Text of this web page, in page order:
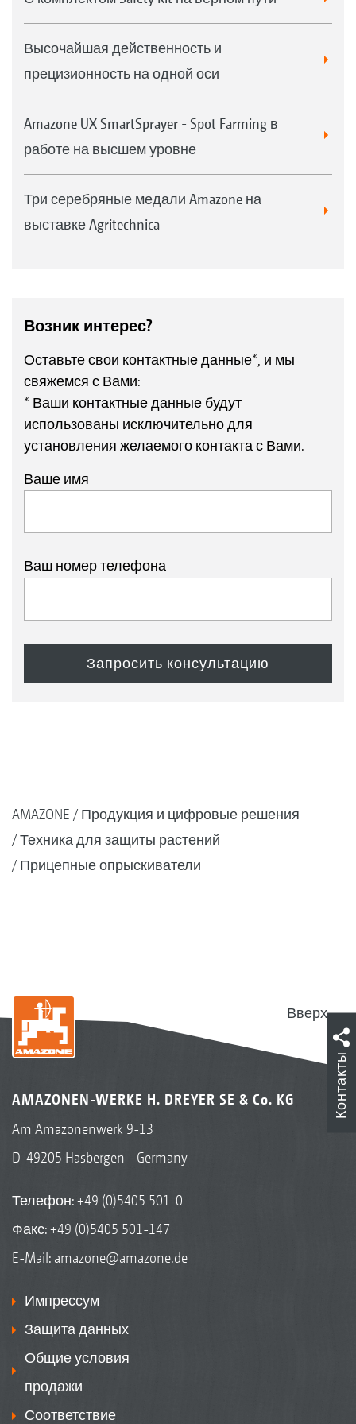
Высочайшая действенность и
прецизионность на одной оси
Amazone UX SmartSprayer - Spot Farming в
работе на высшем уровне
Три серебряные медали Amazone на
выставке Agritechnica
Возник интерес?
Оставьте свои контактные данные*, и мы
свяжемся с Вами:
* Ваши контактные данные будут
использованы исключительно для
установления желаемого контакта с Вами.
Ваше имя
Ваш номер телефона
AMAZONE
Продукция и цифровые решения
Техника для защиты растений
Прицепные опрыскиватели
Вверх
AMAZONEN-WERKE H. DREYER SE & Co. KG
Am Amazonenwerk 9-13
D-49205 Hasbergen - Germany
Телефон:+49 (0)5405 501-0
Факс: +49 (0)5405 501-147
E-Mail: amazone@amazone.de
Импрессум
Защита данных
Общие условия
продажи
Соответствие
Контакты